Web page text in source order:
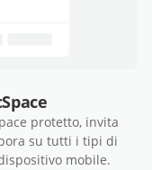
protetto, invita
su tutti i tipi di
mobile.